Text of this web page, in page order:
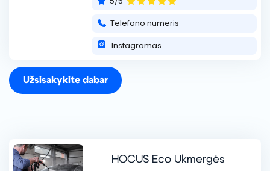
priemonių švarą ir išvaizdą. Mūsų komandą sudaro
kvalifikuoti specialistai, tur skaityti daugiau ...
Telefono numeris
Instagramas
Užsisakykite dabar
HOCUS Eco Ukmergės